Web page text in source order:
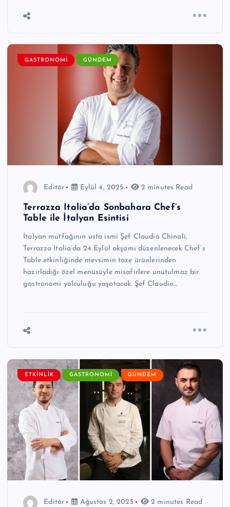
GASTRONOMI GÜNDEM
Editör Eylül 4, 2025 2 minutes Read
Terrazza Italia’da Sonbahara Chef’s
Table ile İtalyan Esintisi
İtalyan mutfağının usta ismi Şef Claudio Chinali,
Terrazza Italia’da 24 Eylül akşamı düzenlenecek Chef’s
Table etkinliğinde mevsimin taze ürünlerinden
hazırladığı özel menüsüyle misafirlere unutulmaz bir
gastronomi yolculuğu yaşatacak. Şef Claudio…
ETKINLIK GASTRONOMI GÜNDEM
Editör Ağustos 2, 2025 2 minutes Read